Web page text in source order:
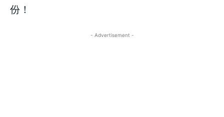
份！
- Advertisement -